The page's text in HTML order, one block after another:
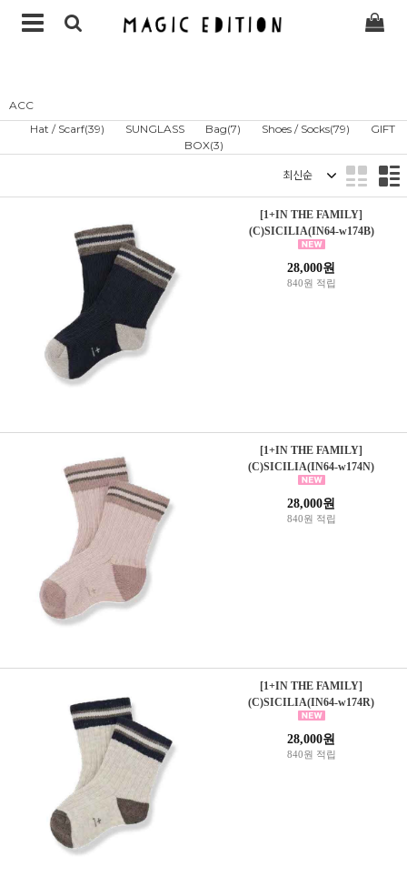
ACC
Hat / Scarf(39)
SUNGLASS Bag(7) Shoes / Socks(79)
GIFT
BOX(3)
[1+IN THE FAMILY]
(C)SICILIA(IN64-w174B)
28,000원
840원 적립
[1+IN THE FAMILY]
(C)SICILIA(IN64-w174N)
28,000원
840원 적립
[1+IN THE FAMILY]
(C)SICILIA(IN64-w174R)
28,000원
840원 적립